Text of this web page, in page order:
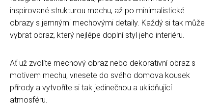
inspirované strukturou mechu, až po minimalistické
obrazy s jemnými mechovými detaily. Každý si tak může
vybrat obraz, který nejlépe doplní styl jeho interiéru.
Ať už zvolíte mechový obraz nebo dekorativní obraz s
motivem mechu, vnesete do svého domova kousek
přírody a vytvoříte si tak jedinečnou a uklidňující
atmosféru.